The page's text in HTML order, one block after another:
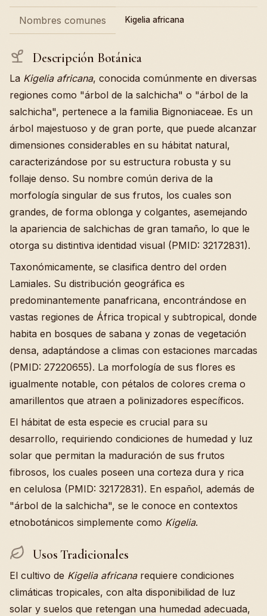
Nombres comunes Kigelia africana
Descripción Botánica
La Kigelia africana, conocida comúnmente en diversas
regiones como "árbol de la salchicha" o "árbol de la
salchicha", pertenece a la familia Bignoniaceae. Es un
árbol majestuoso y de gran porte, que puede alcanzar
dimensiones considerables en su hábitat natural,
caracterizándose por su estructura robusta y su
follaje denso. Su nombre común deriva de la
morfología singular de sus frutos, los cuales son
grandes, de forma oblonga y colgantes, asemejando
la apariencia de salchichas de gran tamaño, lo que le
otorga su distintiva identidad visual (PMID: 32172831).
Taxonómicamente, se clasifica dentro del orden
Lamiales. Su distribución geográfica es
predominantemente panafricana, encontrándose en
vastas regiones de África tropical y subtropical, donde
habita en bosques de sabana y zonas de vegetación
densa, adaptándose a climas con estaciones marcadas
(PMID: 27220655). La morfología de sus flores es
igualmente notable, con pétalos de colores crema o
amarillentos que atraen a polinizadores específicos.
El hábitat de esta especie es crucial para su
desarrollo, requiriendo condiciones de humedad y luz
solar que permitan la maduración de sus frutos
fibrosos, los cuales poseen una corteza dura y rica
en celulosa (PMID: 32172831). En español, además de
"árbol de la salchicha", se le conoce en contextos
etnobotánicos simplemente como Kigelia.
Usos Tradicionales
El cultivo de Kigelia africanarequiere condiciones
climáticas tropicales, con alta disponibilidad de luz
solar y suelos que retengan una humedad adecuada,